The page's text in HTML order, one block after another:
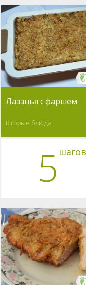
Лазанья с фаршем
Вторые блюда
5 шагов